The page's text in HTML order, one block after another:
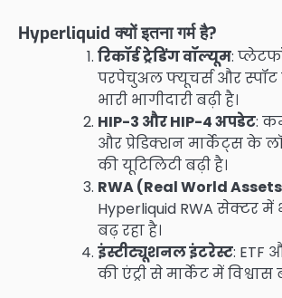
Hyperliquid क्यों इतना गर्म है?
रिकॉर्ड ट्रेडिंग वॉल्यूम:
परपेचुअल फ्यूचर्स और स्पॉट
भारी भागीदारी बढ़ी है।
HIP-3 और HIP-4 अपडेट:
और प्रेडिक्शन मार्केट्स के
की यूटिलिटी बढ़ी है।
RWA (Real World
Hyperliquid RWA सेक्टर
बढ़ रहा है।
इंस्टीट्यूशनल इंटरेस्ट: ETF
की एंट्री से मार्केट में विश्वास